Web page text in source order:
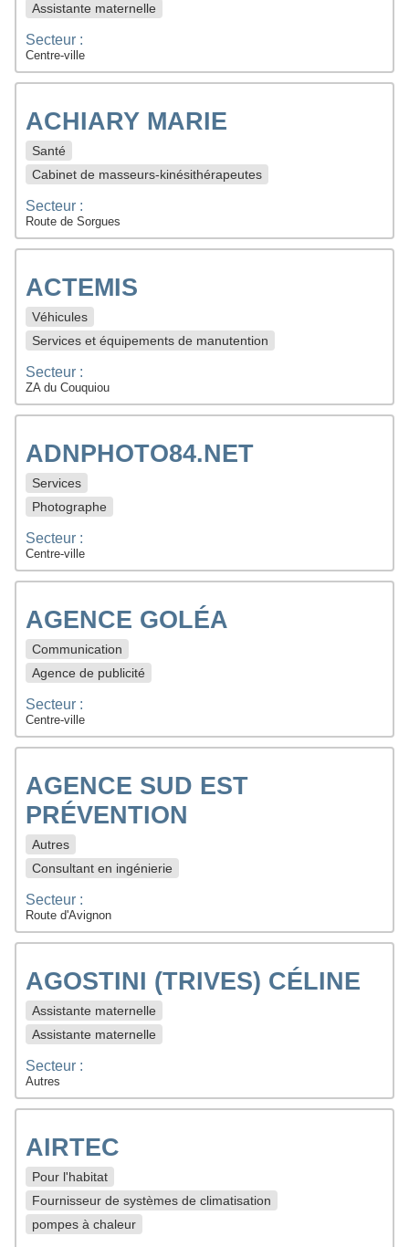
Assistante maternelle
Secteur :
Centre-ville
ACHIARY MARIE
Santé
Cabinet de masseurs-kinésithérapeutes
Secteur :
Route de Sorgues
ACTEMIS
Véhicules
Services et équipements de manutention
Secteur :
ZA du Couquiou
ADNPHOTO84.NET
Services
Photographe
Secteur :
Centre-ville
AGENCE GOLÉA
Communication
Agence de publicité
Secteur :
Centre-ville
AGENCE SUD EST
PRÉVENTION
Autres
Consultant en ingénierie
Secteur :
Route d'Avignon
AGOSTINI (TRIVES) CÉLINE
Assistante maternelle
Assistante maternelle
Secteur :
Autres
AIRTEC
Pour l'habitat
Fournisseur de systèmes de climatisation
pompes à chaleur